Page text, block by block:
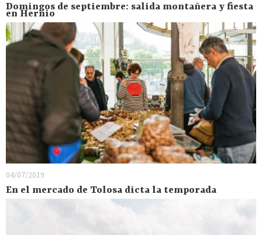
Domingos de septiembre: salida montañera y fiesta
en Hernio
04/07/2019
En el mercado de Tolosa dicta la temporada